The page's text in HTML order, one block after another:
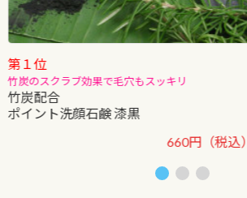
第１位
竹炭のスクラブ効果で毛穴もスッキリ
竹炭配合
ポイント洗顔石鹸 漆黒
660円（税込）